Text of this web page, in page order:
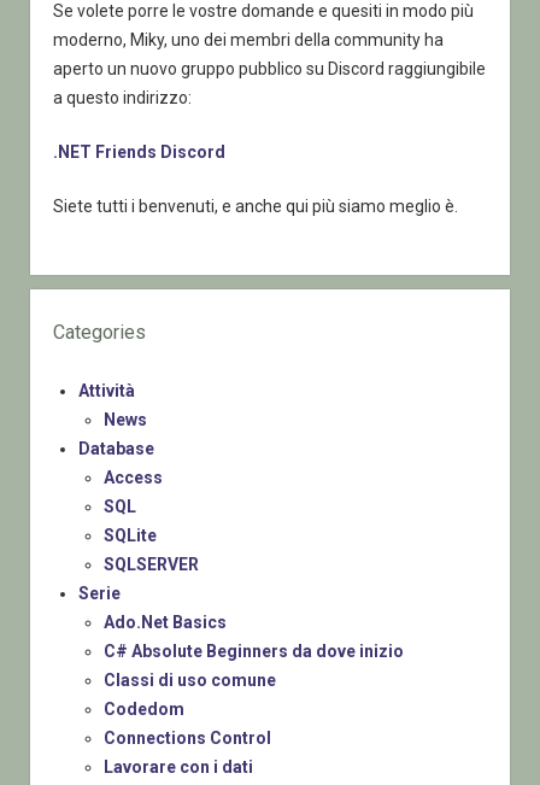
Se volete porre le vostre domande e quesiti in modo più
moderno, Miky, uno dei membri della community ha
aperto un nuovo gruppo pubblico su Discord raggiungibile
a questo indirizzo:
.NET Friends Discord
Siete tutti i benvenuti, e anche qui più siamo meglio è.
Categories
Attività
News
Database
Access
SQL
SQLite
SQLSERVER
Serie
Ado.Net Basics
C# Absolute Beginners da dove inizio
Classi di uso comune
Codedom
Connections Control
Lavorare con i dati